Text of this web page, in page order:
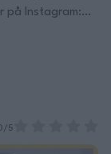
på Instagram:
5